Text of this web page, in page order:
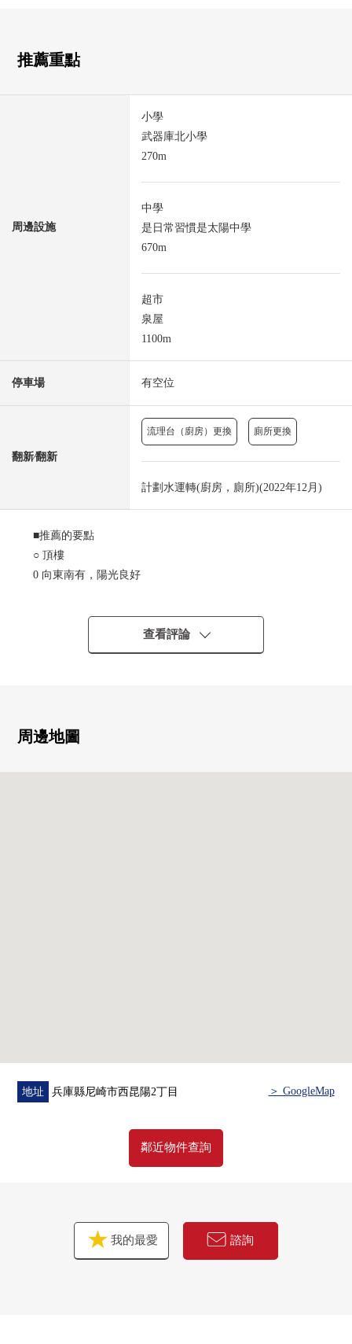
推薦重點
周邊設施
小學
武器庫北小學
270m
中學
是日常習慣是太陽中學
670m
超市
泉屋
1100m
停車場 有空位
翻新⁄翻新
流理台（廚房）更換 廁所更換
計劃水運轉(廚房，廁所)(2022年12月)
■推薦的要點
○ 頂樓
0 向東南有，陽光良好
○ LDK是寬敞的約19.9張塌塌米
0 分售車庫附有股權(尺寸限制有)
0 有收納力的有閣樓
・廁所更換
查看評論
周邊地圖
地址 兵庫縣尼崎市西昆陽2丁目 ＞ GoogleMap
鄰近物件查詢
我的最愛 諮詢